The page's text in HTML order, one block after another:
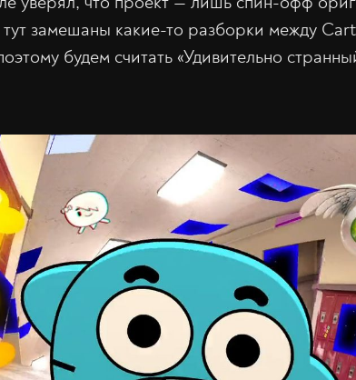
замешаны какие-то разборки между
будем считать «Удивительно